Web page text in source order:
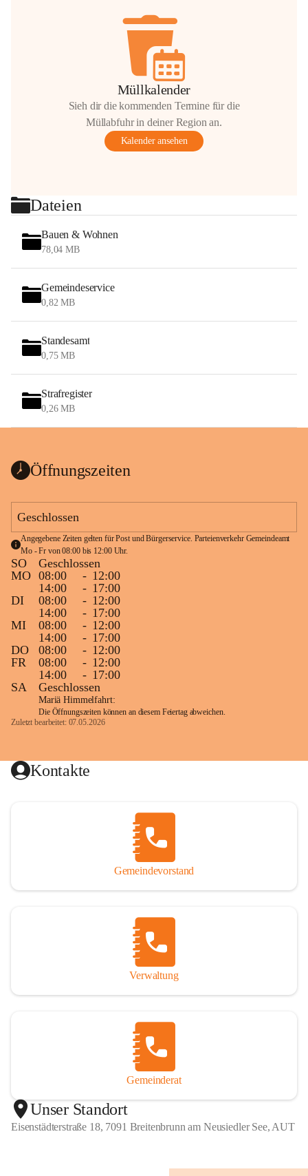
Müllkalender
Sieh dir die kommenden Termine für die
Müllabfuhr in deiner Region an.
Kalender ansehen
Dateien
Bauen & Wohnen
78,04 MB
Gemeindeservice
0,82 MB
Standesamt
0,75 MB
Strafregister
0,26 MB
Öffnungszeiten
Geschlossen
Angegebene Zeiten gelten für Post und Bürgerservice. Parteienverkehr Gemeindeamt
Mo - Fr von 08:00 bis 12:00 Uhr.
SO
Geschlossen
MO 08:00 - 12:00
14:00
- 17:00
DI
08:00 - 12:00
14:00
- 17:00
MI
08:00 - 12:00
14:00
- 17:00
DO
08:00 - 12:00
FR
08:00 - 12:00
14:00
- 17:00
SA
Geschlossen
Mariä Himmelfahrt:
Die Öffnungszeiten können an diesem Feiertag abweichen.
Zuletzt bearbeitet: 07.05.2026
Kontakte
Gemeindevorstand
Verwaltung
Gemeinderat
Unser Standort
Eisenstädterstraße 18, 7091 Breitenbrunn am Neusiedler See, AUT